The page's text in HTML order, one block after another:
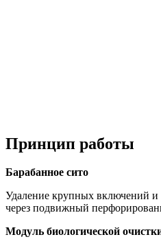
Принцип работы
Барабанное сито
Удаление крупных включений и
через подвижный
Модуль биологической